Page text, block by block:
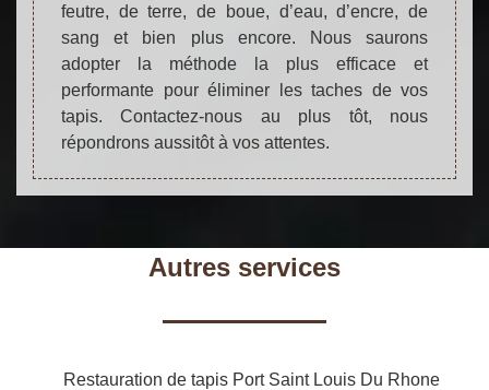
feutre, de terre, de boue, d’eau, d’encre, de
sang et bien plus encore. Nous saurons
adopter la méthode la plus efficace et
performante pour éliminer les taches de vos
tapis. Contactez-nous au plus tôt, nous
répondrons aussitôt à vos attentes.
Autres services
Restauration de tapis Port Saint Louis Du Rhone